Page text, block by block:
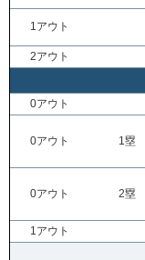
1アウト
2アウト
0アウト
0アウト 1塁
0アウト 2塁
1アウト